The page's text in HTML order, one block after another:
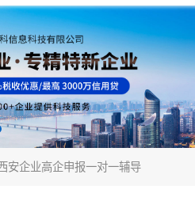
安企业高企申报一对一辅导